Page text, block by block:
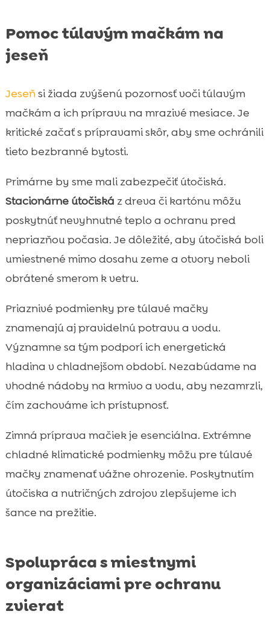
Pomoc túlavým mačkám na
jeseň
Jeseňsi žiada zvýšenú pozornosť voči túlavým
mačkám a ich prípravu na mrazivé mesiace. Je
kritické začať s prípravami skôr, aby sme ochránili
tieto bezbranné bytosti.
Primárne by sme mali zabezpečiť útočiská.
Stacionárne útočiská z dreva či kartónu môžu
poskytnúť nevyhnutné teplo a ochranu pred
nepriazňou počasia. Je dôležité, aby útočiská boli
umiestnené mimo dosahu zeme a otvory neboli
obrátené smerom k vetru.
Priaznivé podmienky pre túlavé mačky
znamenajú aj pravidelnú potravu a vodu.
Významne sa tým podporí ich energetická
hladina v chladnejšom období. Nezabúdame na
vhodné nádoby na krmivo a vodu, aby nezamrzli,
čím zachováme ich prístupnosť.
Zimná príprava mačiek je esenciálna. Extrémne
chladné klimatické podmienky môžu pre túlavé
mačky znamenať vážne ohrozenie. Poskytnutím
útočiska a nutričných zdrojov zlepšujeme ich
šance na prežitie.
Spolupráca s miestnymi
organizáciami pre ochranu
zvierat